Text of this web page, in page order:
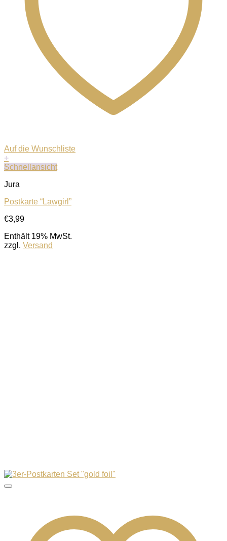
Auf die Wunschliste
+
Schnellansicht
Jura
Postkarte “Lawgirl”
€3,99
Enthält 19% MwSt.
zzgl. Versand